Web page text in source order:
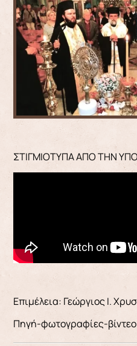
ΣΤΙΓΜΙΟΤΥΠΑ ΑΠΟ ΤΗΝ
Επιμέλεια: Γεώργιος Ι.
Πηγή-φωτογραφίες-